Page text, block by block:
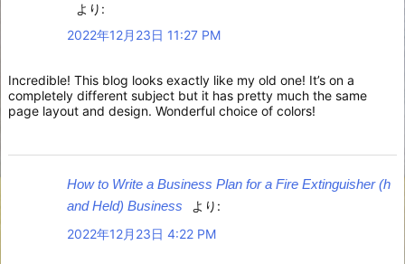
より:
2022年12月23日 11:27 PM
Incredible! This blog looks exactly like my old one! It’s on a
completely different subject but it has pretty much the same
page layout and design. Wonderful choice of colors!
How to Write a Business Plan for a Fire Extinguisher (h
and Held) Business
より:
2022年12月23日 4:22 PM